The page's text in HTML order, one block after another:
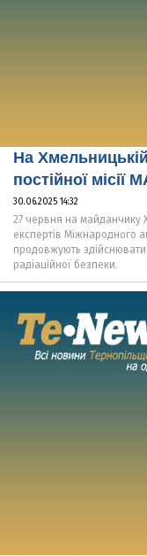
На
постійної місії
30.06.2025 14:32
27 червня на майданчику
експертів Міжнародного
продовжують здійснювати
радіаційної безпеки.